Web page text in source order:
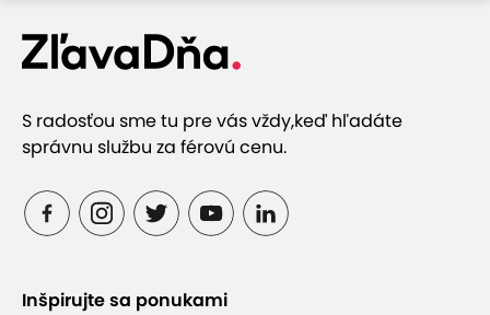
konkurenčných výhod spoločnosti je aj lokalizácia,
ktorá umožňuje dobrý prístup z diaľnice.
S radosťou sme tu pre vás vždy,keď hľadáte
správnu službu za férovú cenu.
Inšpirujte sa ponukami